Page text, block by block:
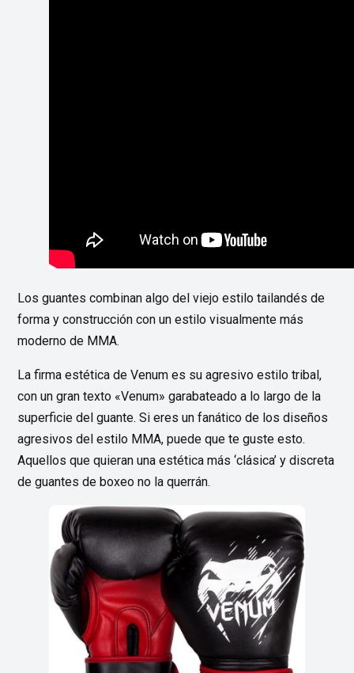
Los guantes combinan algo del viejo estilo tailandés de
forma y construcción con un estilo visualmente más
moderno de MMA.
La firma estética de Venum es su agresivo estilo tribal,
con un gran texto «Venum» garabateado a lo largo de la
superficie del guante. Si eres un fanático de los diseños
agresivos del estilo MMA, puede que te guste esto.
Aquellos que quieran una estética más ‘clásica’ y discreta
de guantes de boxeo no la querrán.